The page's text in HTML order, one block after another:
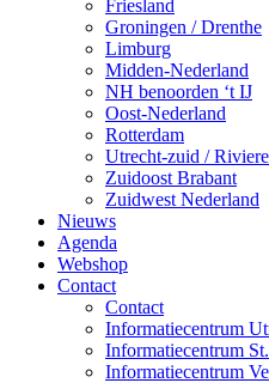
Friesland
Groningen / Drenthe
Limburg
Midden-Nederland
NH benoorden ‘t IJ
Oost-Nederland
Rotterdam
Utrecht-zuid /
Zuidoost Brabant
Zuidwest Nederland
Nieuws
Agenda
Webshop
Contact
Contact
Informatiecentrum
Informatiecentrum
Informatiecentrum